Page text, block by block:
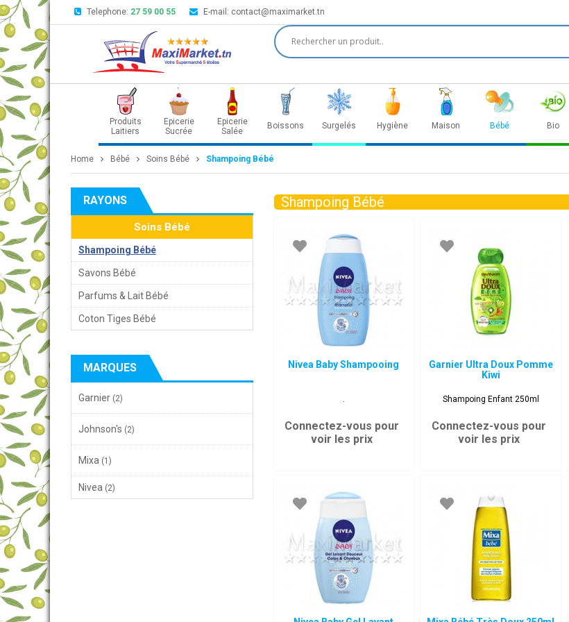
Telephone: 27 59 00 55 E-mail: contact@maximarket.tn
Produits
Laitiers
Epicerie
Sucrée
Epicerie
Salée
Boissons Surgelés Hygiène Maison Bébé Bio
Home Bébé Soins Bébé Shampoing Bébé
RAYONS
Soins Bébé
Shampoing Bébé
Savons Bébé
Parfums & Lait Bébé
Coton Tiges Bébé
MARQUES
Garnier (2)
Johnson's (2)
Mixa (1)
Nivea (2)
Shampoing Bébé
Nivea Baby Shampooing
.
Connectez-vous pour
voir les prix
Garnier Ultra Doux Pomme
Kiwi
Shampoing Enfant 250ml
Connectez-vous pour
voir les prix